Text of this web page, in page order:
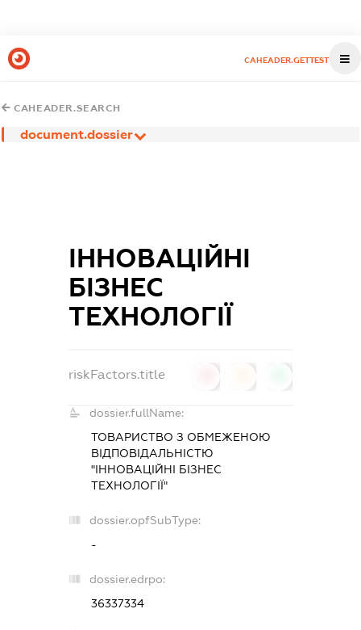
CAHEADER.GETTEST
CAHEADER.SEARCH
document.dossier
ІННОВАЦІЙНІ
БІЗНЕС
ТЕХНОЛОГІЇ
riskFactors.title
dossier.fullName:
ТОВАРИСТВО З ОБМЕЖЕНОЮ
ВІДПОВІДАЛЬНІСТЮ
"ІННОВАЦІЙНІ БІЗНЕС
ТЕХНОЛОГІЇ"
dossier.opfSubType:
-
dossier.edrpo:
36337334